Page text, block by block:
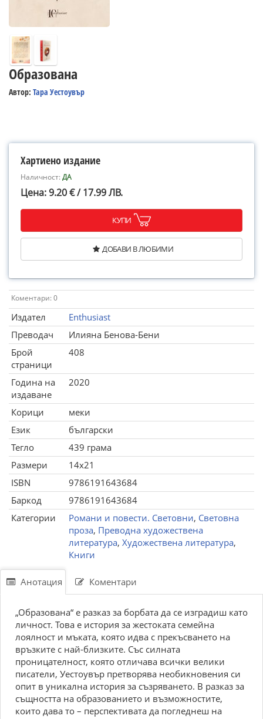
Образована
Автор: Тара Уестоувър
Хартиено издание
Наличност:ДА
Цена: 9.20 € / 17.99 ЛВ.
КУПИ
ДОБАВИ В ЛЮБИМИ
Коментари: 0
Издател
Enthusiast
Преводач
Илияна Бенова-Бени
Брой
страници
408
Година на
издаване
2020
Корици
меки
Език
български
Тегло
439 грама
Размери
14x21
ISBN
9786191643684
Баркод
9786191643684
Категории
Романи и повести. Световни, Световна
проза, Преводна художествена
литература, Художествена литература,
Книги
Анотация Коментари
„Образована“ е разказ за борбата да се изградиш като
личност. Това е история за жестоката семейна
лоялност и мъката, която идва с прекъсването на
връзките с най-близките. Със силната
проницателност, която отличава всички велики
писатели, Уестоувър претворява необикновения си
опит в уникална история за съзряването. В разказ за
същността на образованието и възможностите,
които дава то – перспективата да погледнеш на